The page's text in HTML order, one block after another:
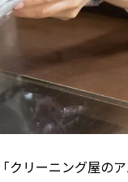
クリーニング屋の